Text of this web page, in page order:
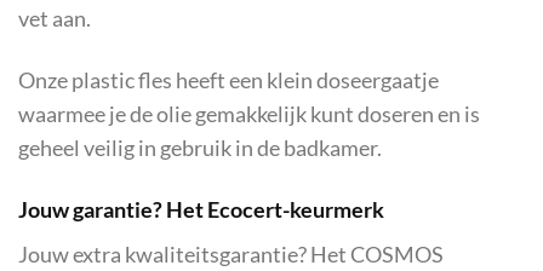
vet aan.
Onze plastic fles heeft een klein doseergaatje
waarmee je de olie gemakkelijk kunt doseren en is
geheel veilig in gebruik in de badkamer.
Jouw garantie? Het Ecocert-keurmerk
Jouw extra kwaliteitsgarantie? Het COSMOS